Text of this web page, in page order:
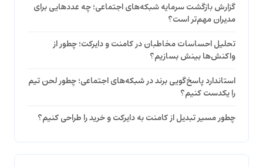
گزارش بازگشت سرمایه شبکه‌های اجتماعی؛ چه عددهایی برای
مدیران مهم‌تر است؟
تحلیل احساسات مخاطبان در کامنت و دایرکت؛ چطور از
واکنش‌ها بینش بسازیم؟
استاندارد پاسخ‌گویی برند در شبکه‌های اجتماعی؛ چطور لحن تیم
را یکدست کنیم؟
چطور مسیر تبدیل از کامنت به دایرکت و خرید را طراحی کنیم؟